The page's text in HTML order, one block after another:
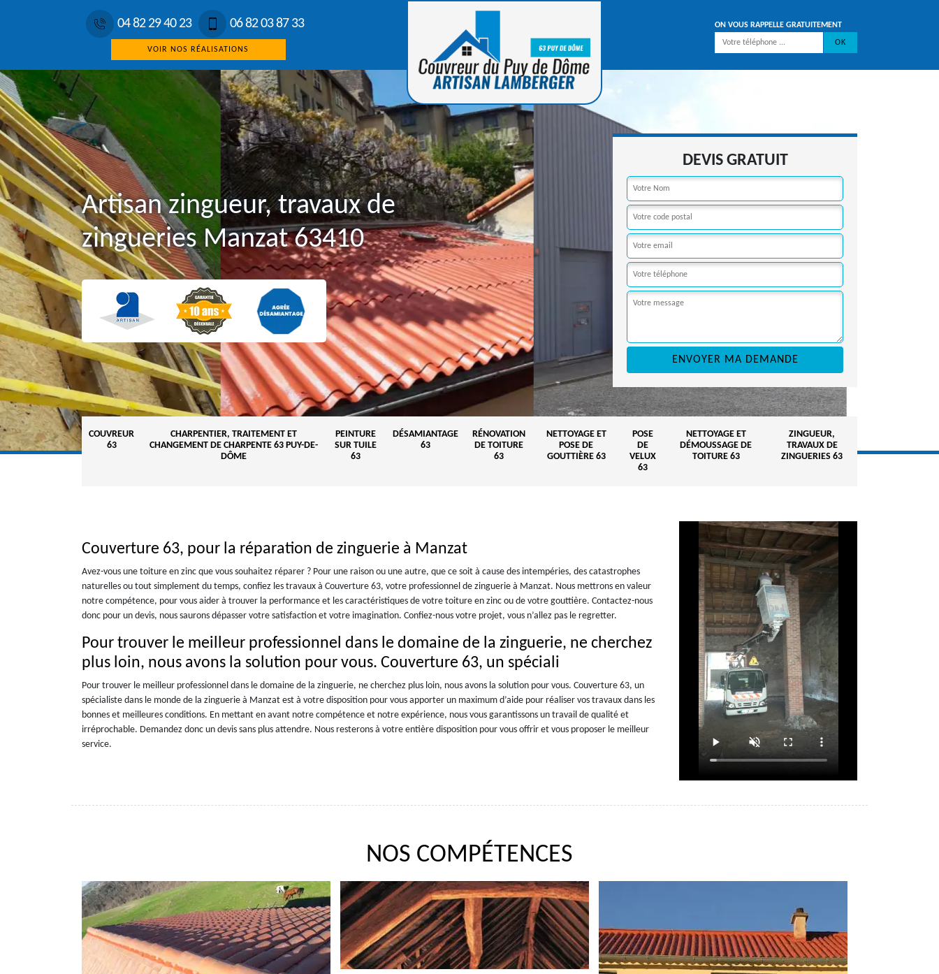
04 82 29 40 23 06 82 03 87 33
VOIR NOS RÉALISATIONS
ON VOUS RAPPELLE GRATUITEMENT
Artisan zingueur, travaux de
zingueries Manzat 63410
DEVIS GRATUIT
COUVREUR
63
CHARPENTIER, TRAITEMENT ET
CHANGEMENT DE CHARPENTE 63 PUY-DE-
DÔME
PEINTURE
SUR TUILE
63
DÉSAMIANTAGE
63
RÉNOVATION
DE TOITURE
63
NETTOYAGE ET
POSE DE
GOUTTIÈRE 63
POSE
DE
VELUX
63
NETTOYAGE ET
DÉMOUSSAGE DE
TOITURE 63
ZINGUEUR,
TRAVAUX DE
ZINGUERIES 63
Couverture 63, pour la réparation de zinguerie à Manzat
Avez-vous une toiture en zinc que vous souhaitez réparer ? Pour une raison ou une autre, que ce soit à cause des intempéries, des catastrophes
naturelles ou tout simplement du temps, confiez les travaux à Couverture 63, votre professionnel de zinguerie à Manzat. Nous mettrons en valeur
notre compétence, pour vous aider à trouver la performance et les caractéristiques de votre toiture en zinc ou de votre gouttière. Contactez-nous
donc pour un devis, nous saurons dépasser votre satisfaction et votre imagination. Confiez-nous votre projet, vous n’allez pas le regretter.
Pour trouver le meilleur professionnel dans le domaine de la zinguerie, ne cherchez
plus loin, nous avons la solution pour vous. Couverture 63, un spéciali
Pour trouver le meilleur professionnel dans le domaine de la zinguerie, ne cherchez plus loin, nous avons la solution pour vous. Couverture 63, un
spécialiste dans le monde de la zinguerie à Manzat est à votre disposition pour vous apporter un maximum d’aide pour réaliser vos travaux dans les
bonnes et meilleures conditions. En mettant en avant notre compétence et notre expérience, nous vous garantissons un travail de qualité et
irréprochable. Demandez donc un devis sans plus attendre. Nous resterons à votre entière disposition pour vous offrir et vous proposer le meilleur
service.
NOS COMPÉTENCES